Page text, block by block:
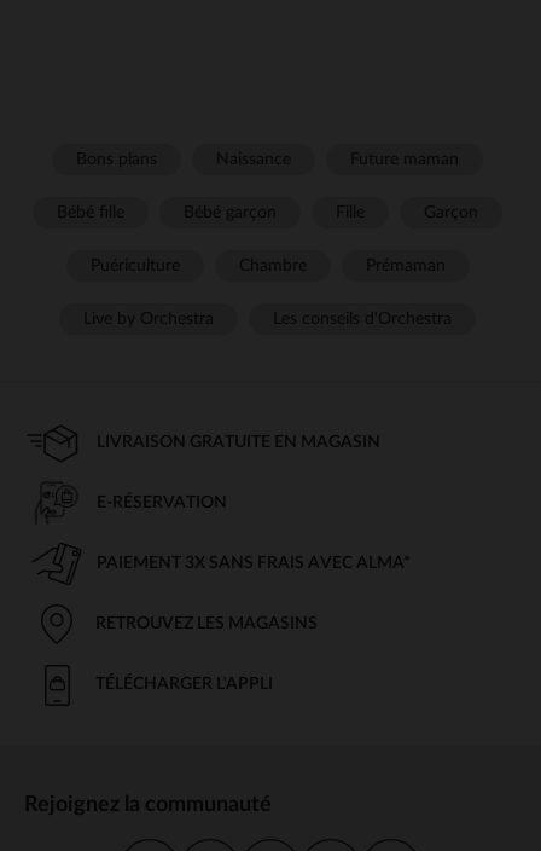
LIVRAISON GRATUITE EN MAGASIN
E-RÉSERVATION
PAIEMENT 3X SANS FRAIS AVEC ALMA*
RETROUVEZ LES MAGASINS
TÉLÉCHARGER L'APPLI
Rejoignez la communauté